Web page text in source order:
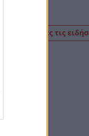
Δείτε όλες τις